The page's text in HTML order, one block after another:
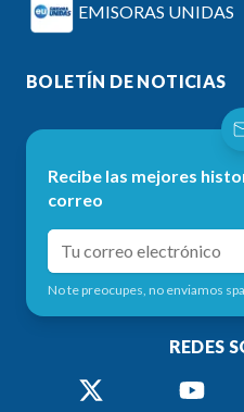
EMISORAS UNIDAS
BOLETÍN DE NOTICIAS
Recibe las mejores
correo
No te preocupes, no enviamos
REDES